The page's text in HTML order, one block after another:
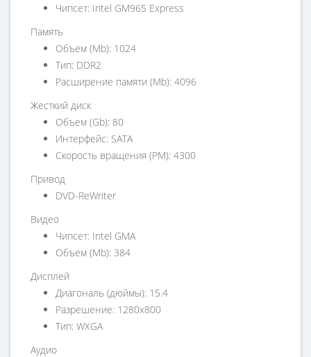
Чипсет: Intel GM965 Express
Память
Объем (Mb): 1024
Тип: DDR2
Расширение памяти (Mb): 4096
Жесткий диск
Объем (Gb): 80
Интерфейс: SATA
Скорость вращения (PM): 4300
Привод
DVD-ReWriter
Видео
Чипсет: Intel GMA
Объем (Mb): 384
Дисплей
Диагональ (дюймы): 15.4
Разрешение: 1280x800
Тип: WXGA
Аудио